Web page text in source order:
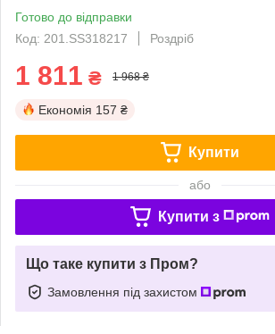
Готово до відправки
Код: 201.SS318217
Роздріб
1 811 ₴ 1 968 ₴
Економія 157 ₴
Купити
або
Купити з
Що таке купити з Пром?
Замовлення під захистом